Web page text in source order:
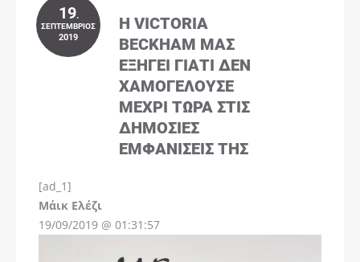
19.
ΣΕΠΤΈΜΒΡΙΟΣ
2019
Η VICTORIA
BECKHAM ΜΑΣ
ΕΞΗΓΕΊ ΓΙΑΤΊ ΔΕΝ
ΧΑΜΟΓΕΛΟΎΣΕ
ΜΈΧΡΙ ΤΏΡΑ ΣΤΙΣ
ΔΗΜΌΣΙΕΣ
ΕΜΦΑΝΊΣΕΙΣ ΤΗΣ
[ad_1]
Μάικ Ελέζι
19/09/2019 @ 01:31:57